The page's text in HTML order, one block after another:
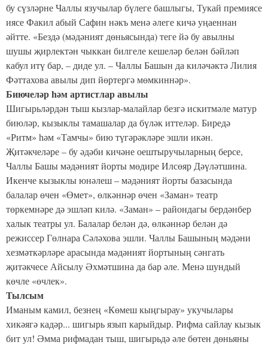
бу сүзләрне Чаллы язучылар бүлеге башлыгы, Тукай премиясе
иясе Факил абый Сафин нәкъ менә әлеге кичә уңаеннан
әйтте. «Бездә (мәдәният дөньясында) теге йә бу авылны
шушы җирлектән чыккан билгеле кешеләр белән бәйләп
кабул итү бар, – диде ул. – Чаллы Башын да киләчәктә Лилия
Фәттахова авылы дип йөртергә мөмкиннәр».
Биючеләр һәм артистлар авылы
Шигырьләрдән тыш кызлар-малайлар безгә искитмәле матур
биюләр, кызыклы тамашалар да бүләк иттеләр. Биредә
«Ритм» һәм «Тамчы» бию түгәрәкләре эшли икән.
Җитәкчеләре – бу әдәби кичәне оештыручыларның берсе,
Чаллы Башы мәдәният йорты мөдире Илсөяр Дәүләтшина.
Икенче кызыклы юнәлеш – мәдәният йорты базасында
балалар өчен «Өмет», өлкәннәр өчен «Заман» театр
төркемнәре дә эшләп килә. «Заман» – райондагы бердәнбер
халык театры ул. Балалар белән дә, өлкәннәр белән дә
режиссер Гөлнара Сәләхова эшли. Чаллы Башының мәдәни
хезмәткәрләре арасында мәдәният йортының сәнгать
җитәкчесе Айсылу Әхмәтшина да бар әле. Менә шундый
көчле «өчлек».
Тылсым
Иманым камил, безнең «Көмеш кыңгырау» укучылары
хикәягә кадәр... шигырь язып карыйдыр. Рифма сайлау кызык
бит ул! Әмма рифмадан тыш, шигырьдә әле бөтен дөньяны